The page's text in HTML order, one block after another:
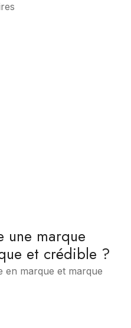
une marque
et crédible ?
en marque et marque